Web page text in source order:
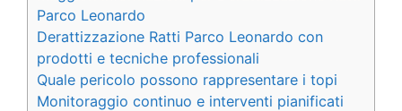
Parco Leonardo
Derattizzazione Ratti Parco Leonardo con
prodotti e tecniche professionali
Quale pericolo possono rappresentare i topi
Monitoraggio continuo e interventi pianificati